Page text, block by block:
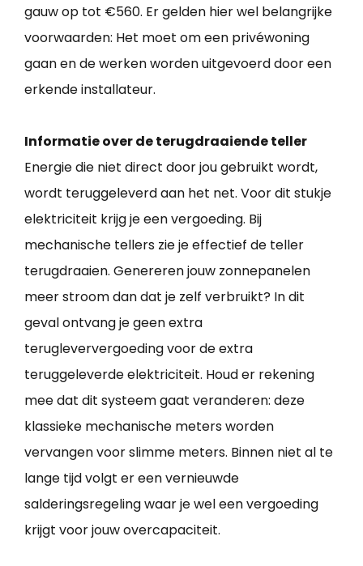
gauw op tot €560. Er gelden hier wel belangrijke
voorwaarden: Het moet om een privéwoning
gaan en de werken worden uitgevoerd door een
erkende installateur.
Informatie over de terugdraaiende teller
Energie die niet direct door jou gebruikt wordt,
wordt teruggeleverd aan het net. Voor dit stukje
elektriciteit krijg je een vergoeding. Bij
mechanische tellers zie je effectief de teller
terugdraaien. Genereren jouw zonnepanelen
meer stroom dan dat je zelf verbruikt? In dit
geval ontvang je geen extra
terugleververgoeding voor de extra
teruggeleverde elektriciteit. Houd er rekening
mee dat dit systeem gaat veranderen: deze
klassieke mechanische meters worden
vervangen voor slimme meters. Binnen niet al te
lange tijd volgt er een vernieuwde
salderingsregeling waar je wel een vergoeding
krijgt voor jouw overcapaciteit.